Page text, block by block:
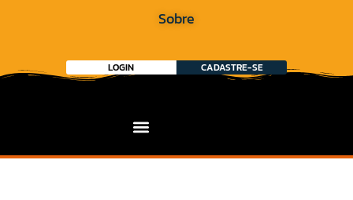
Sobre
LOGIN CADASTRE-SE